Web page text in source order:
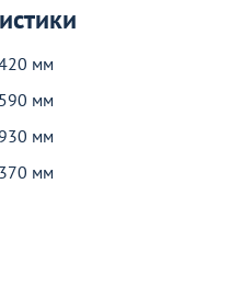
мм
590 мм
мм
370 мм